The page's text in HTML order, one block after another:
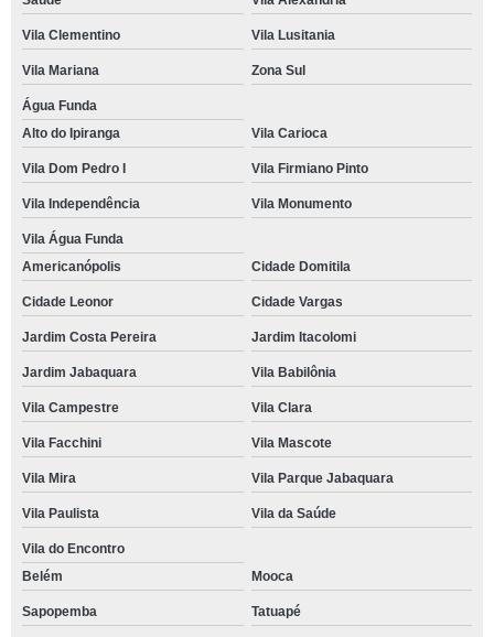
Vila Clementino Vila Lusitania
Vila Mariana Zona Sul
Água Funda
Alto do Ipiranga
Vila Carioca
Vila Dom Pedro I Vila Firmiano Pinto
Vila Independência Vila Monumento
Vila Água Funda
Americanópolis
Cidade Domitila
Cidade Leonor Cidade Vargas
Jardim Costa Pereira Jardim Itacolomi
Jardim Jabaquara Vila Babilônia
Vila Campestre Vila Clara
Vila Facchini Vila Mascote
Vila Mira Vila Parque Jabaquara
Vila Paulista Vila da Saúde
Vila do Encontro
Belém
Mooca
Sapopemba Tatuapé